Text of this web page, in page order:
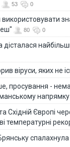
53 0
використовувати
80 0
віруси, яких не
просування -
напрямку
Східній Європі
температурні